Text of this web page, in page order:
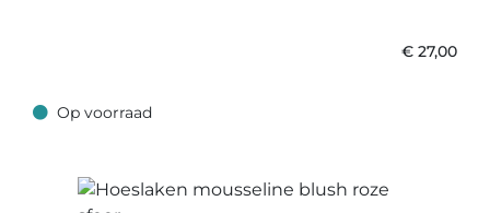
€ 27,00
Op voorraad
Op voorraad